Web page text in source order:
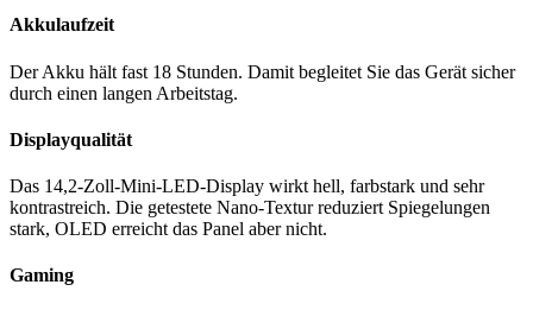
Akkulaufzeit
Der Akku hält fast 18 Stunden. Damit begleitet Sie das Gerät sicher
durch einen langen Arbeitstag.
Displayqualität
Das 14,2-Zoll-Mini-LED-Display wirkt hell, farbstark und sehr
kontrastreich. Die getestete Nano-Textur reduziert Spiegelungen
stark, OLED erreicht das Panel aber nicht.
Gaming